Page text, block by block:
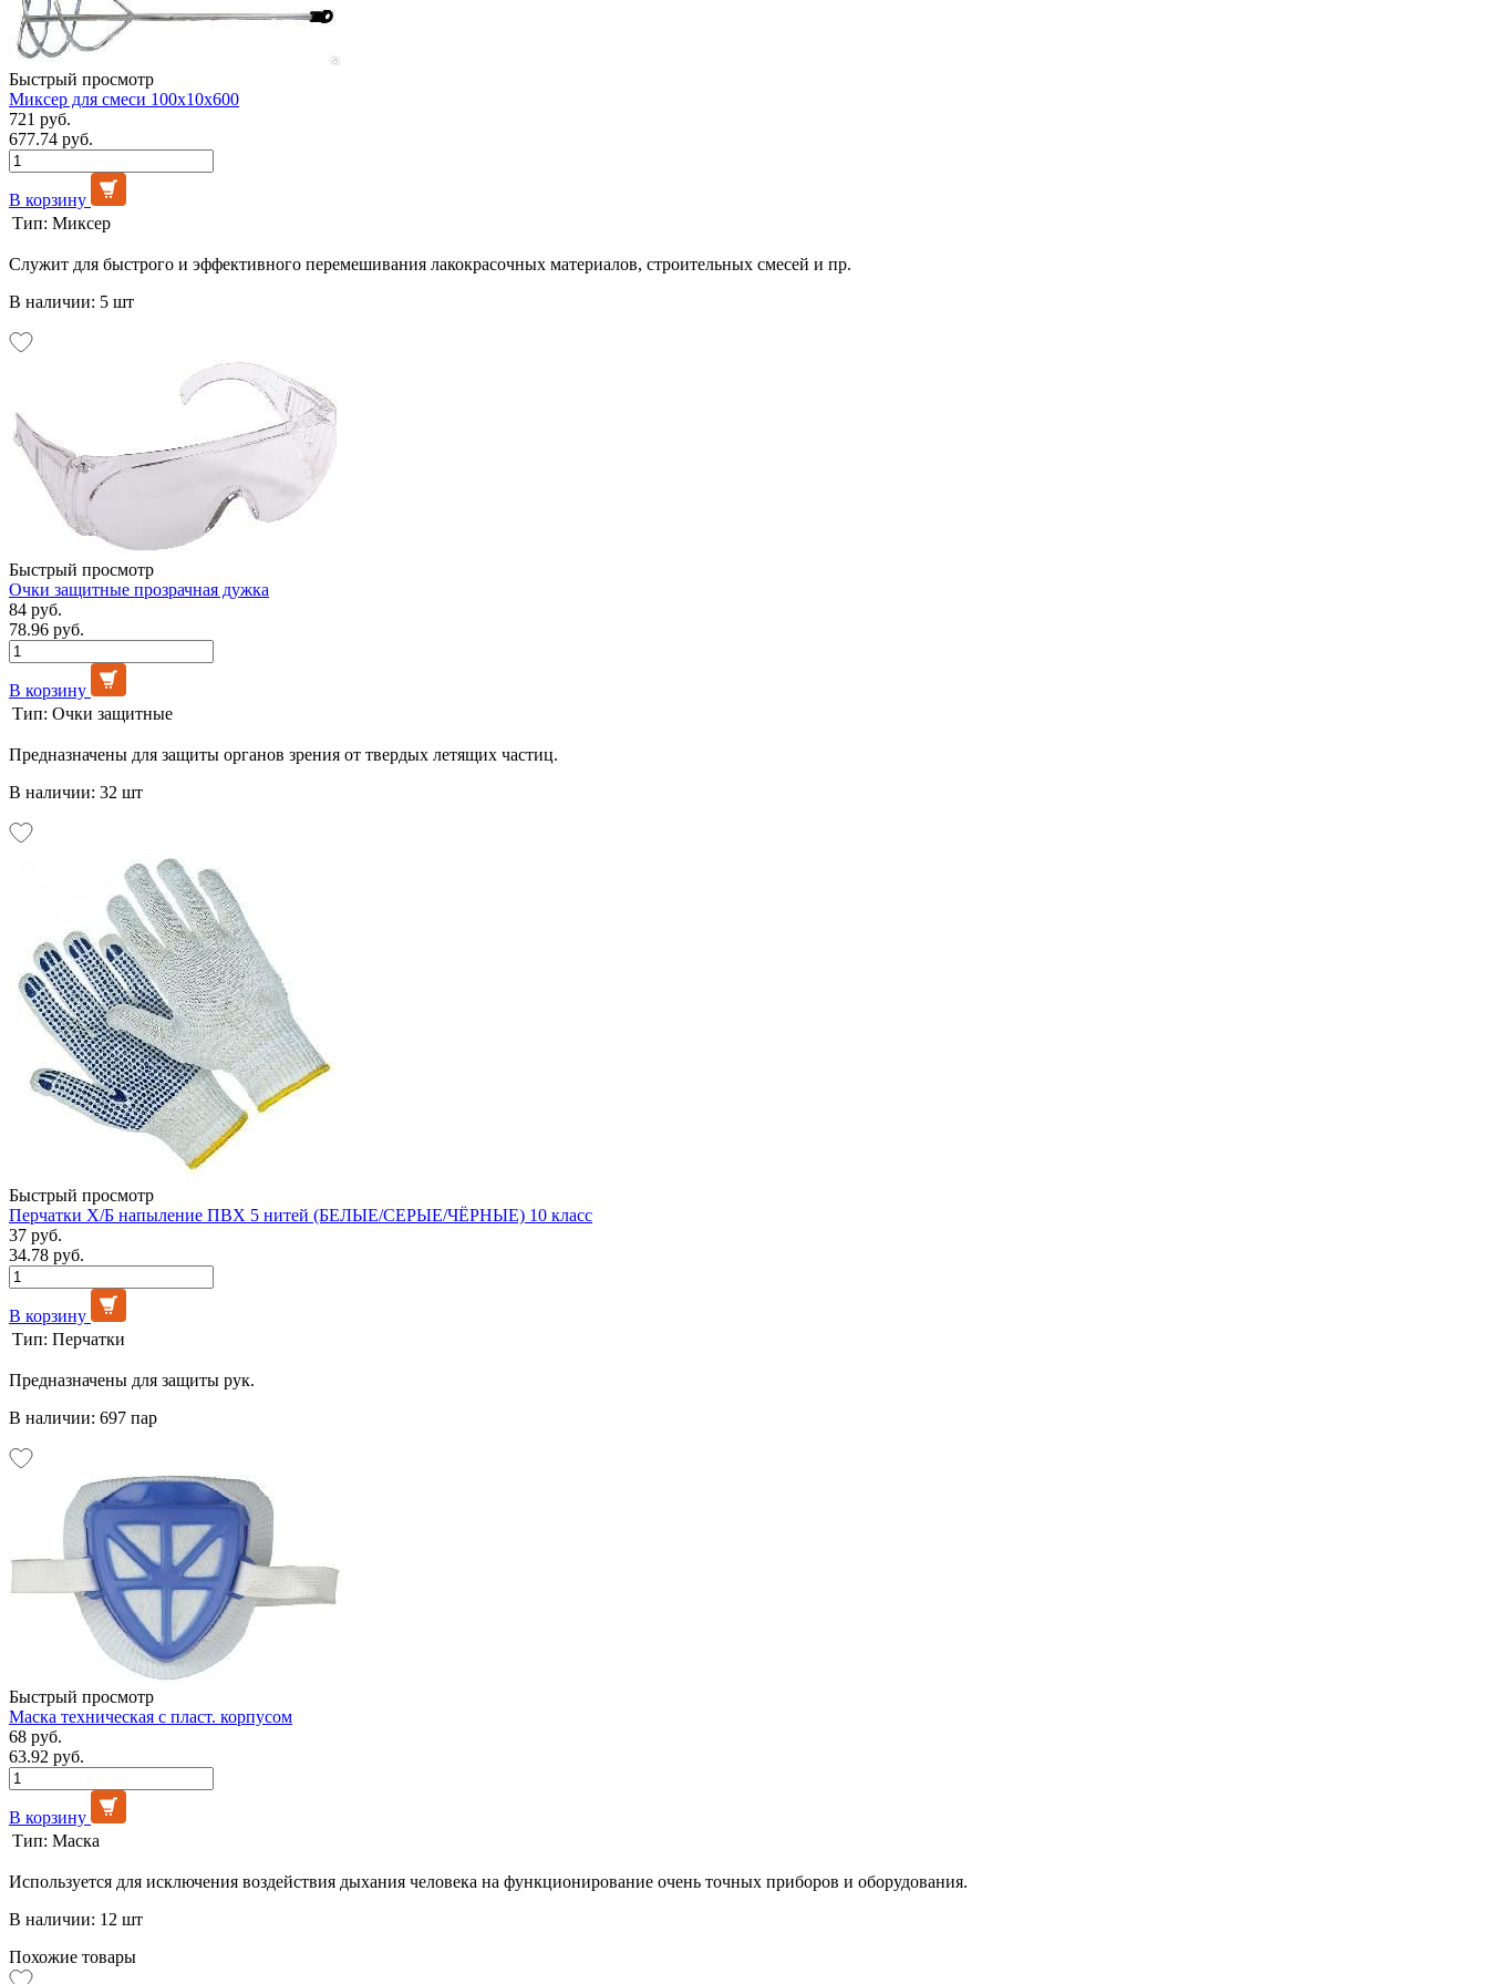
Быстрый просмотр
Миксер для смеси 100х10х600
721 руб.
677.74 руб.
В корзину
Тип: Миксер
Служит для быстрого и эффективного перемешивания лакокрасочных материалов, строительных смесей и пр.
В наличии: 5 шт
Быстрый просмотр
Очки защитные прозрачная дужка
84 руб.
78.96 руб.
В корзину
Тип: Очки защитные
Предназначены для защиты органов зрения от твердых летящих частиц.
В наличии: 32 шт
Быстрый просмотр
Перчатки Х/Б напыление ПВХ 5 нитей (БЕЛЫЕ/СЕРЫЕ/ЧЁРНЫЕ) 10 класс
37 руб.
34.78 руб.
В корзину
Тип: Перчатки
Предназначены для защиты рук.
В наличии: 697 пар
Быстрый просмотр
Маска техническая с пласт. корпусом
68 руб.
63.92 руб.
В корзину
Тип: Маска
Используется для исключения воздействия дыхания человека на функционирование очень точных приборов и оборудования.
В наличии: 12 шт
Похожие товары